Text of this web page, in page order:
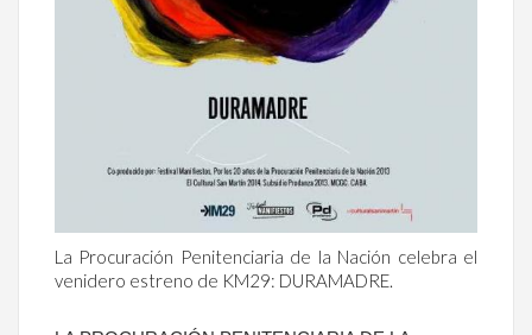
La Procuración Penitenciaria de la Nación celebra el
venidero estreno de KM29: DURAMADRE.